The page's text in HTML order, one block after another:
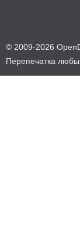
© 2009-2026
Перепечатка